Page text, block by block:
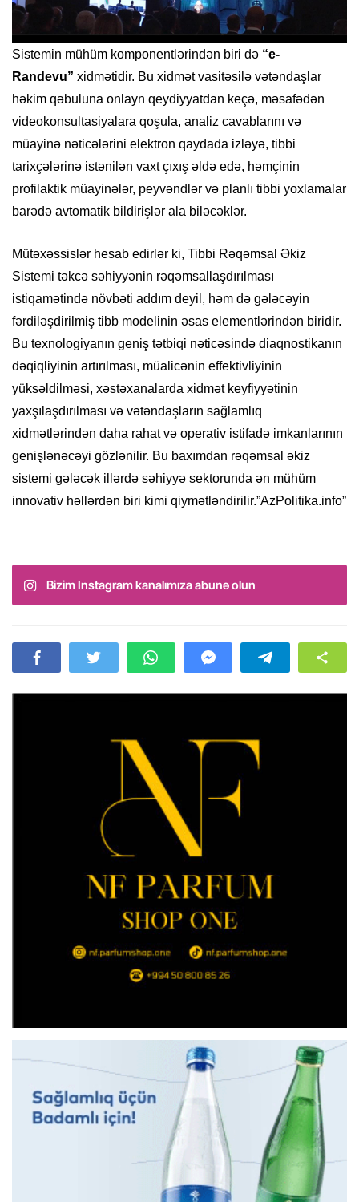
Sistemin mühüm komponentlərindən biri də “e-
Randevu” xidmətidir. Bu xidmət vasitəsilə vətəndaşlar
həkim qəbuluna onlayn qeydiyyatdan keçə, məsafədən
videokonsultasiyalara qoşula, analiz cavablarını və
müayinə nəticələrini elektron qaydada izləyə, tibbi
tarixçələrinə istənilən vaxt çıxış əldə edə, həmçinin
profilaktik müayinələr, peyvəndlər və planlı tibbi yoxlamalar
barədə avtomatik bildirişlər ala biləcəklər.
Mütəxəssislər hesab edirlər ki, Tibbi Rəqəmsal Əkiz
Sistemi təkcə səhiyyənin rəqəmsallaşdırılması
istiqamətində növbəti addım deyil, həm də gələcəyin
fərdiləşdirilmiş tibb modelinin əsas elementlərindən biridir.
Bu texnologiyanın geniş tətbiqi nəticəsində diaqnostikanın
dəqiqliyinin artırılması, müalicənin effektivliyinin
yüksəldilməsi, xəstəxanalarda xidmət keyfiyyətinin
yaxşılaşdırılması və vətəndaşların sağlamlıq
xidmətlərindən daha rahat və operativ istifadə imkanlarının
genişlənəcəyi gözlənilir. Bu baxımdan rəqəmsal əkiz
sistemi gələcək illərdə səhiyyə sektorunda ən mühüm
innovativ həllərdən biri kimi qiymətləndirilir.”AzPolitika.info”
Bizim Instagram kanalımıza abunə olun